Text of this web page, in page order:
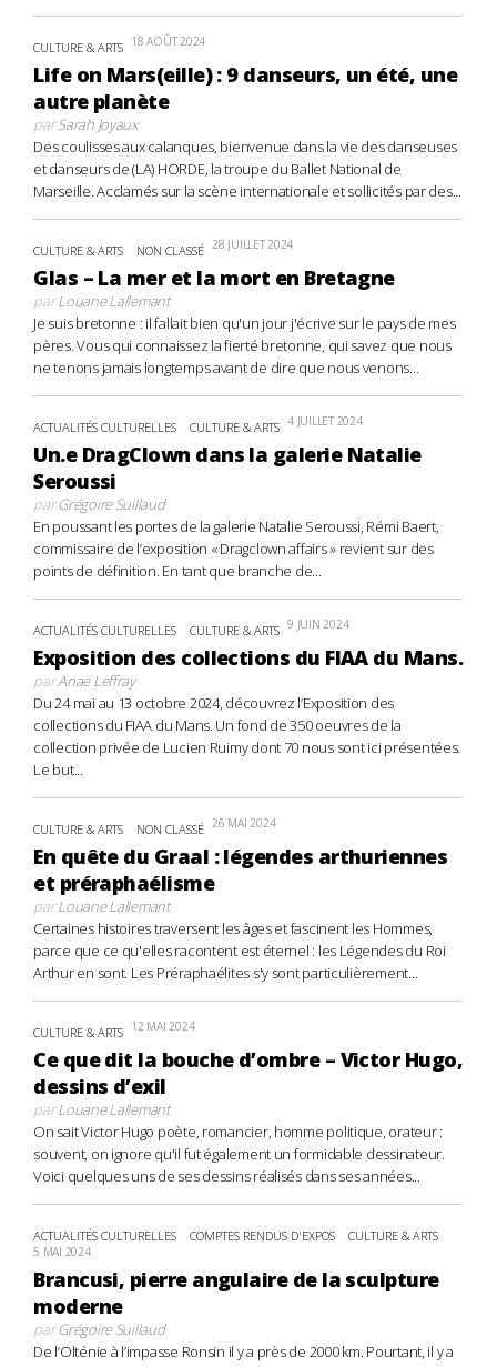
CULTURE & ARTS 18 AOÛT 2024
Life on Mars(eille) : 9 danseurs, un été, une
autre planète
parSarah Joyaux
Des coulisses aux calanques, bienvenue dans la vie des danseuses
et danseurs de (LA) HORDE, la troupe du Ballet National de
Marseille. Acclamés sur la scène internationale et sollicités par des...
CULTURE & ARTS NON CLASSÉ 28 JUILLET 2024
Glas – La mer et la mort en Bretagne
parLouane Lallemant
Je suis bretonne : il fallait bien qu'un jour j'écrive sur le pays de mes
pères. Vous qui connaissez la fierté bretonne, qui savez que nous
ne tenons jamais longtemps avant de dire que nous venons...
ACTUALITÉS CULTURELLES CULTURE & ARTS 4 JUILLET 2024
Un.e DragClown dans la galerie Natalie
Seroussi
parGrégoire Suillaud
En poussant les portes de la galerie Natalie Seroussi, Rémi Baert,
commissaire de l’exposition « Dragclown affairs » revient sur des
points de définition. En tant que branche de...
ACTUALITÉS CULTURELLES CULTURE & ARTS 9 JUIN 2024
Exposition des collections du FIAA du Mans.
parAnaë Leffray
Du 24 mai au 13 octobre 2024, découvrez l’Exposition des
collections du FIAA du Mans. Un fond de 350 oeuvres de la
collection privée de Lucien Ruimy dont 70 nous sont ici présentées.
Le but...
CULTURE & ARTS NON CLASSÉ 26 MAI 2024
En quête du Graal : légendes arthuriennes
et préraphaélisme
parLouane Lallemant
Certaines histoires traversent les âges et fascinent les Hommes,
parce que ce qu'elles racontent est éternel : les Légendes du Roi
Arthur en sont. Les Préraphaélites s'y sont particulièrement...
CULTURE & ARTS 12 MAI 2024
Ce que dit la bouche d’ombre – Victor Hugo,
dessins d’exil
parLouane Lallemant
On sait Victor Hugo poète, romancier, homme politique, orateur :
souvent, on ignore qu'il fut également un formidable dessinateur.
Voici quelques uns de ses dessins réalisés dans ses années...
ACTUALITÉS CULTURELLES COMPTES RENDUS D'EXPOS CULTURE & ARTS
5 MAI 2024
Brancusi, pierre angulaire de la sculpture
moderne
parGrégoire Suillaud
De l’Olténie à l’impasse Ronsin il y a près de 2000 km. Pourtant, il y a